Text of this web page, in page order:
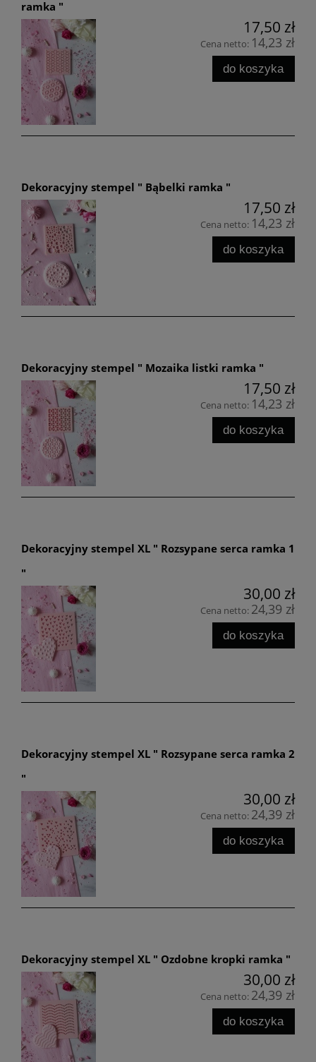
ramka "
17,50 zł
Cena netto: 14,23 zł
do koszyka
Dekoracyjny stempel " Bąbelki ramka "
17,50 zł
Cena netto: 14,23 zł
do koszyka
Dekoracyjny stempel " Mozaika listki ramka "
17,50 zł
Cena netto: 14,23 zł
do koszyka
Dekoracyjny stempel XL " Rozsypane serca ramka 1
"
30,00 zł
Cena netto: 24,39 zł
do koszyka
Dekoracyjny stempel XL " Rozsypane serca ramka 2
"
30,00 zł
Cena netto: 24,39 zł
do koszyka
Dekoracyjny stempel XL " Ozdobne kropki ramka "
30,00 zł
Cena netto: 24,39 zł
do koszyka